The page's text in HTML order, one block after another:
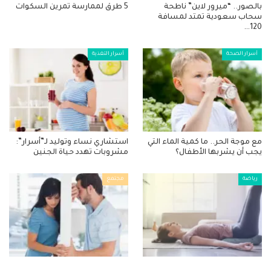
بالصور.. “ميرور لاين” ناطحة
سحاب سعودية تمتد لمسافة
120…
5 طرق لممارسة تمرين السكوات
أسرار الصحة
مع موجة الحر.. ما كمية الماء التي
يجب أن يشربها الأطفال؟
أسرار التغذية
استشاري نساء وتوليد لـ”أسرار”:
مشروبات تهدد حياة الجنين
رياضة مجتمع